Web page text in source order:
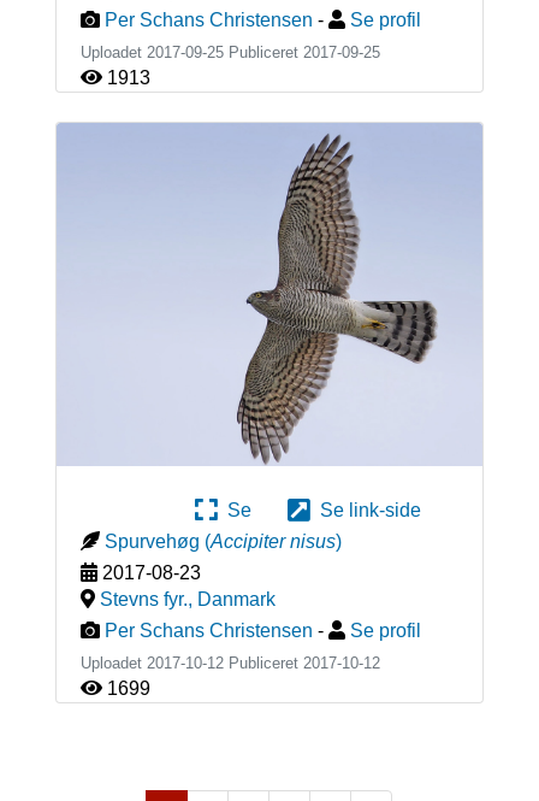
Per Schans Christensen - Se profil
Uploadet 2017-09-25 Publiceret 2017-09-25
1913
Se
Se link-side
Spurvehøg (Accipiter nisus)
2017-08-23
Stevns fyr., Danmark
Per Schans Christensen - Se profil
Uploadet 2017-10-12 Publiceret 2017-10-12
1699